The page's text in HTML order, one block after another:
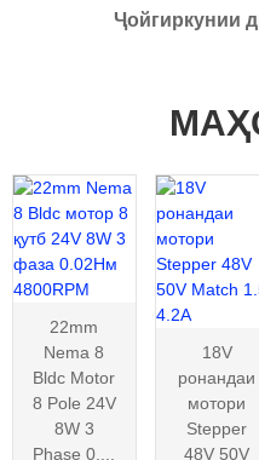
Ҷойгиркунии
22mm
Nema 8
Bldc Motor
8 Pole 24V
8W 3
Phase 0....
18V
ронандаи
мотори
Stepper
48V 50V